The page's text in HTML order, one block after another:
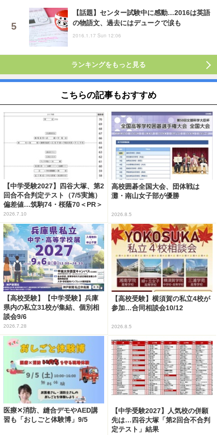
【話題】センター試験中に感動…2016は英語
の物語文、過去にはデュークで涙も
2016.1.17 Sun 12:06
ランキングをもっと見る
こちらの記事もおすすめ
【中学受験2027】四谷大塚、第2
回合不合判定テスト（7/5実施）
偏差値…筑駒74・桜蔭70＜PR＞
2026.7.10
高校囲碁全国大会、団体戦は
灘・南山女子部が優勝
2026.8.5
【高校受験】【中学受験】兵庫
県内の私立31校が集結、個別相
談会9/6
2026.7.28
【高校受験】横須賀の私立4校が
参加…合同相談会10/12
2026.8.5
医療✕消防、縫合デモやAED講
習も「おしごと体験博」9/5
【中学受験2027】人気校の併願
先は…四谷大塚「第2回合不合判
定テスト」結果